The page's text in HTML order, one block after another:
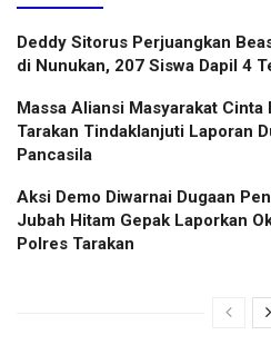
Deddy Sitorus Perjuangkan
di Nunukan, 207 Siswa Dapil 4
Massa Aliansi Masyarakat Cinta
Tarakan Tindaklanjuti Laporan
Pancasila
Aksi Demo Diwarnai Dugaan
Jubah Hitam Gepak Laporkan
Polres Tarakan